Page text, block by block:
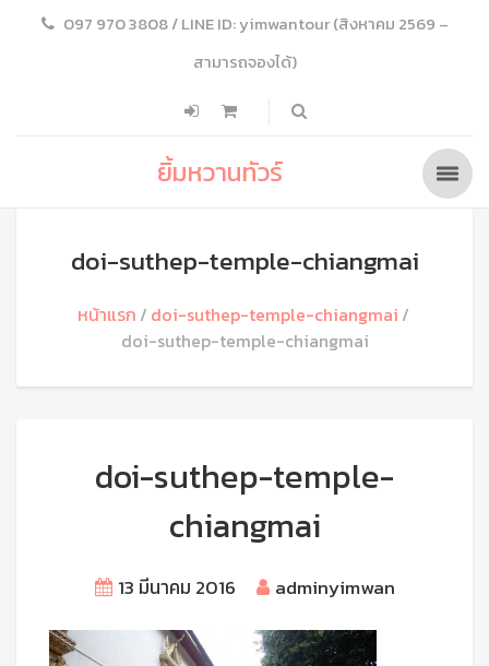
097 970 3808 / LINE ID: yimwantour (สิงหาคม 2569 –
สามารถจองได้)
ยิ้มหวานทัวร์
doi-suthep-temple-chiangmai
หน้าแรก
doi-suthep-temple-chiangmai
doi-suthep-temple-chiangmai
doi-suthep-temple-
chiangmai
13 มีนาคม 2016 adminyimwan